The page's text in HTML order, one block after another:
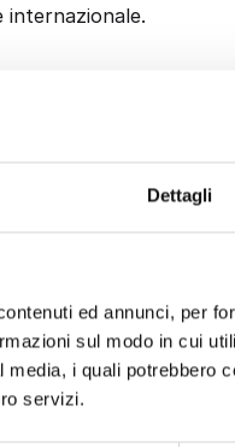
Dettagli
ed annunci, per
sul modo in cui
i quali potrebbero
servizi.
la valutazione del
di lavoro,
.